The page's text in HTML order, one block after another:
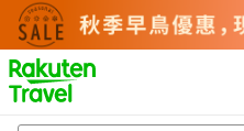
to
top
page